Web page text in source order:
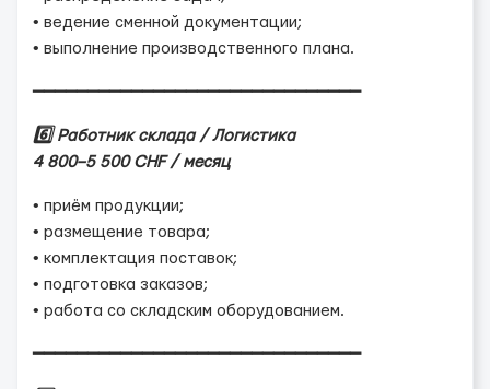
• ведение сменной документации;
• выполнение производственного плана.
━━━━━━━━━━━━━━━━━━━━━━━━━━━━━━
6️⃣ Работник склада / Логистика
4 800–5 500 CHF / месяц
• приём продукции;
• размещение товара;
• комплектация поставок;
• подготовка заказов;
• работа со складским оборудованием.
━━━━━━━━━━━━━━━━━━━━━━━━━━━━━━